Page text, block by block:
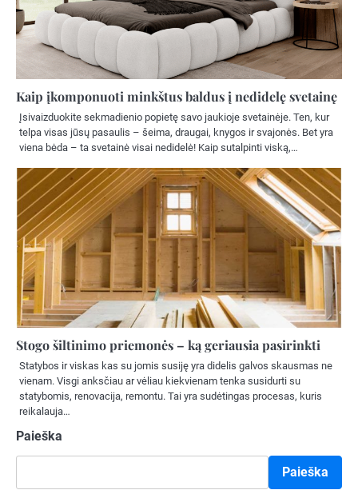
Kaip įkomponuoti minkštus baldus į nedidelę svetainę
Įsivaizduokite sekmadienio popietę savo jaukioje svetainėje. Ten, kur
telpa visas jūsų pasaulis – šeima, draugai, knygos ir svajonės. Bet yra
viena bėda – ta svetainė visai nedidelė! Kaip sutalpinti viską,…
Stogo šiltinimo priemonės – ką geriausia pasirinkti
Statybos ir viskas kas su jomis susiję yra didelis galvos skausmas ne
vienam. Visgi anksčiau ar vėliau kiekvienam tenka susidurti su
statybomis, renovacija, remontu. Tai yra sudėtingas procesas, kuris
reikalauja…
Paieška
Paieška